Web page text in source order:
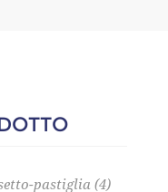
pastiglia (4)